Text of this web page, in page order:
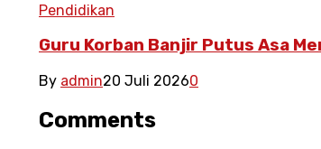
Pendidikan
Guru Korban Banjir Putus Asa
By admin20 Juli 20260
Comments